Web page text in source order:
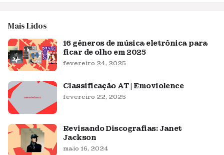
Mais Lidos
16 gêneros de música eletrônica para
ficar de olho em 2025
fevereiro 24, 2025
Classificação AT | Emoviolence
fevereiro 22, 2025
Revisando Discografias: Janet
Jackson
maio 16, 2024